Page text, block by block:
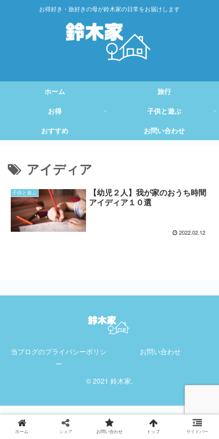
お得好き・旅好きの母が鈴木家の日常をお届けします
ホーム
旅行
お得
子供と遊ぶ
おすすめ
お問い合わせ
アイディア
子供と遊ぶ
【幼児２人】我が家のおうち時間
アイディア１０選
2022.02.12
当ブログのプライバシーポリシ
ー
お問い合わせ
© 2021 鈴木家.
ホーム シェア お問い合わせ トップ サイドバー